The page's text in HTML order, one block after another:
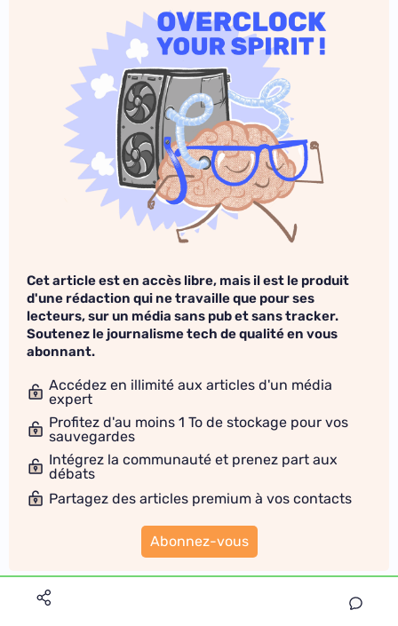
Cet article est en accès libre, mais il est le produit
d'une rédaction qui ne travaille que pour ses
lecteurs, sur un média sans pub et sans tracker.
Soutenez le journalisme tech de qualité en vous
abonnant.
Accédez en illimité aux articles d'un média
expert
Profitez d'au moins 1 To de stockage pour vos
sauvegardes
Intégrez la communauté et prenez part aux
débats
Partagez des articles premium à vos contacts
Abonnez-vous